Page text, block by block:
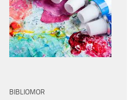
BIBLIOMOR